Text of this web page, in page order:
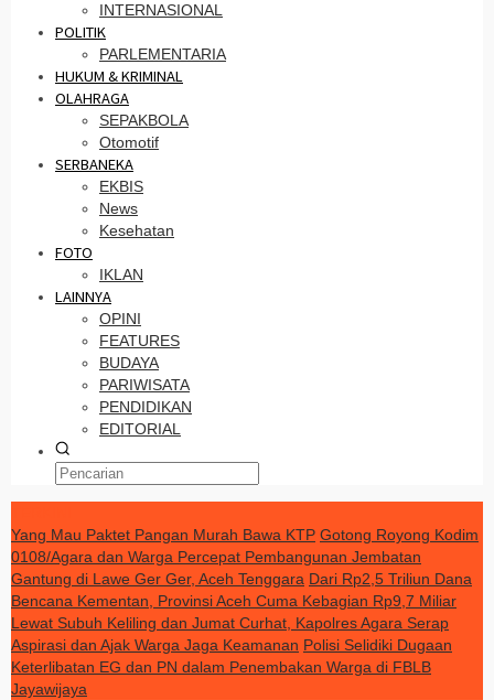
INTERNASIONAL
POLITIK
PARLEMENTARIA
HUKUM & KRIMINAL
OLAHRAGA
SEPAKBOLA
Otomotif
SERBANEKA
EKBIS
News
Kesehatan
FOTO
IKLAN
LAINNYA
OPINI
FEATURES
BUDAYA
PARIWISATA
PENDIDIKAN
EDITORIAL
Yang Mau Paktet Pangan Murah Bawa KTP Gotong Royong Kodim
0108/Agara dan Warga Percepat Pembangunan Jembatan
Gantung di Lawe Ger Ger, Aceh Tenggara Dari Rp2,5 Triliun Dana
Bencana Kementan, Provinsi Aceh Cuma Kebagian Rp9,7 Miliar
Lewat Subuh Keliling dan Jumat Curhat, Kapolres Agara Serap
Aspirasi dan Ajak Warga Jaga Keamanan Polisi Selidiki Dugaan
Keterlibatan EG dan PN dalam Penembakan Warga di FBLB
Jayawijaya